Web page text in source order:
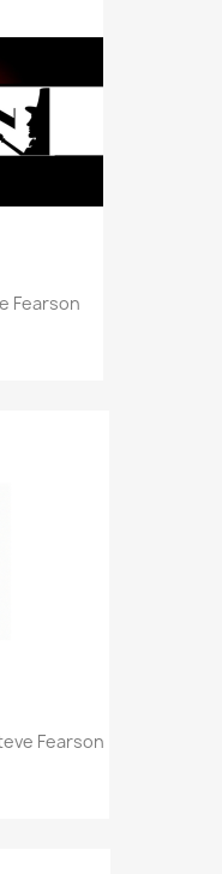
Fearson
Fearson